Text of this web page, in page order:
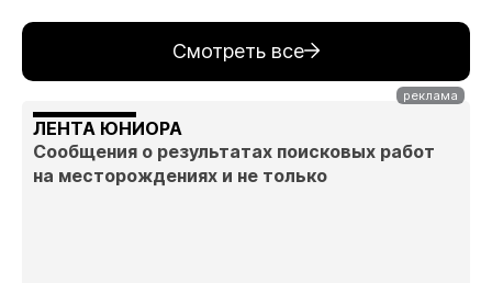
Смотреть все
ЛЕНТА ЮНИОРА
Сообщения о результатах поисковых работ
на месторождениях и не только